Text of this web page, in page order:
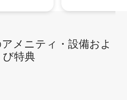
メ⁠ニ⁠テ⁠ィ⁠・設⁠備⁠およ
び特⁠典